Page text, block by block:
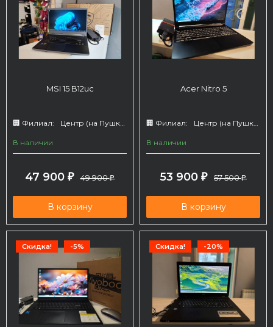
MSI 15 B12uc
🏢 Филиал: Центр (на Пушкина 66)
В наличии
47 900 ₽ 49 900₽
В корзину
Acer Nitro 5
🏢 Филиал: Центр (на Пушкина 66)
В наличии
53 900 ₽ 57 500₽
В корзину
Скидка! -5% Скидка! -20%